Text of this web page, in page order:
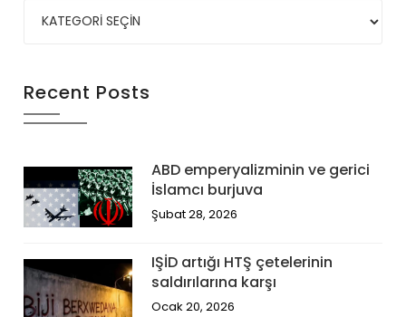
Recent Posts
ABD emperyalizminin ve gerici
İslamcı burjuva
Şubat 28, 2026
IŞİD artığı HTŞ çetelerinin
saldırılarına karşı
Ocak 20, 2026